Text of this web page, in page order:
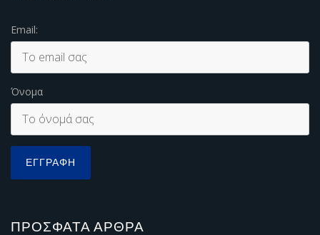
Email:
Όνομα
ΠΡΌΣΦΑΤΑ ΆΡΘΡΑ